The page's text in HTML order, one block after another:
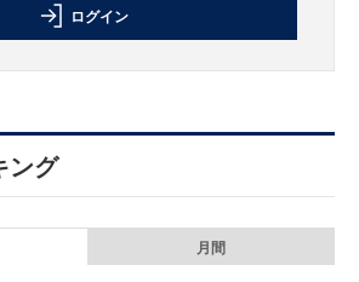
ログイン
ング
月間